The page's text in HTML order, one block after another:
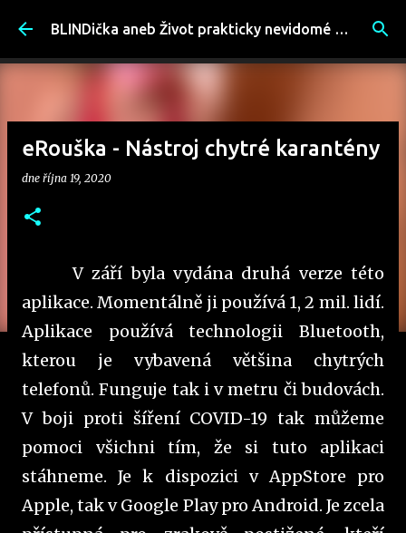
Přeskočit na hlavní obsah BLINDička aneb Život prakticky nevidomé ženy
eRouška - Nástroj chytré karantény
dne října 19, 2020
V září byla vydána druhá verze této
aplikace. Momentálně ji používá 1, 2 mil. lidí.
Aplikace používá technologii Bluetooth,
kterou je vybavená většina chytrých
telefonů. Funguje tak i v metru či budovách.
V boji proti šíření COVID-19 tak můžeme
pomoci všichni tím, že si tuto aplikaci
stáhneme. Je k dispozici v AppStore pro
Apple, tak v Google Play pro Android. Je zcela